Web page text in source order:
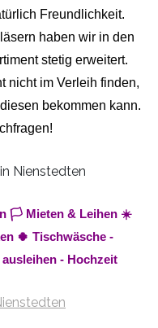
Freundlichkeit.
haben wir in den
stetig erweitert.
nicht im Verleih finden,
bekommen kann.
🏳️ Mieten & Leihen ☀️
🍀 Tischwäsche -
- Hochzeit